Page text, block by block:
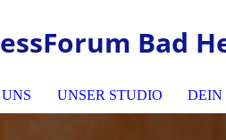
Bad
UNSER STUDIO DEIN